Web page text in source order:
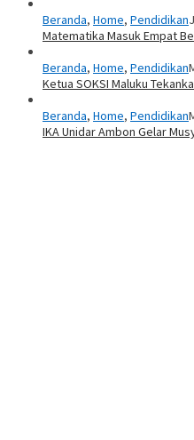
Beranda, Home, Pendidikan
Matematika Masuk Empat
Beranda, Home, Pendidikan
Ketua SOKSI Maluku
Beranda, Home, Pendidikan
IKA Unidar Ambon Gelar